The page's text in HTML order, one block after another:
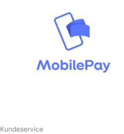
Kundeservice